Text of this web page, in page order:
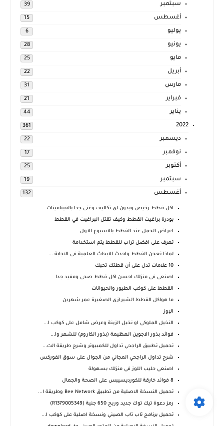
سبتمبر 39
أغسطس 15
يوليو 6
يونيو 28
مايو 25
أبريل 22
مارس 31
فبراير 21
يناير 44
2022
361
ديسمبر 22
نوفمبر 17
أكتوبر 25
سبتمبر 19
أغسطس 132
اكل قطط رخيص وبدون اي تكاليف وغني جدا بالفيتامينات
بودرة براغيث القطط وكيف تقتل البراغيت في القطط
اعراض الحمل عند القطط بالاسبوع الاول
تعرف على افضل تراب للقطط يتم استخدامة
لماذا تعجن القطط واحدث الابحاث العلمية في الاجابة ...
10 علامات تدل على أن قطتك تحبك
اصنعي في منزلك احسن اكل قطط صحي ومفيد جدا
القطط على كوكب الطيور والحيوانات
ما هواكل القطط الشيرازى الصغيرة عمر شهرين
الإوز
النخيل الملوكي او نخيل الزينة وعرض شامل على كوكب ا...
فوائد بذور الاجوين العظيمة (بذور الكاروم) للشعر وا...
تحميل تطبيق الراجحي تداول للكمبيوتر وشرح طريقة الت...
شرح تداول الراجحي المجاني من الجوال على سوق الفوركس
اصنعي حليب اللوز في منزلك بسهولة
8 فوائد خارقة للكورديسيبس على الصحة والجمال
تحميل النسخة الاصلية من تطبيق Bee Network وطريقة ا...
رمز دعوة تيك توك جديد وربح 650 جنية (R1379005349)
تحميل برنامج تاب تاب الصيني ونسخة اصلية على كوكب ا...